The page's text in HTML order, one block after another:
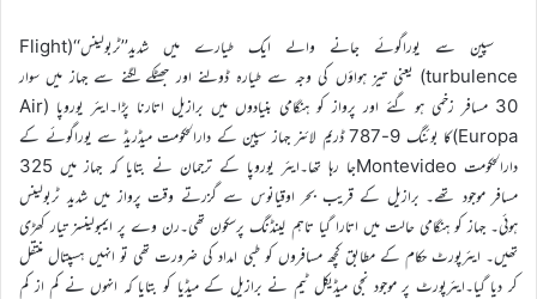
سپین سے یوراگوئے جانے والے ایک طیارے میں شدید’’ٹربولینس‘‘(Flight
turbulence) یعنی تیز ہواؤں کی وجہ سے طیارہ ڈولنے اور جھٹکے لگنے سے جہاز میں سوار
30 مسافر زخمی ہو گئے اور پرواز کو ہنگامی بنیادوں میں برازیل اتارنا پڑا۔ایئر یوروپا (Air
Europa)کا بوئنگ 9-787 ڈریم لائنر جہاز سپین کے دارالحکومت میڈریڈ سے یوراگوئے کے
دارالحکومت Montevideoجا رہا تھا۔ایئر یوروپا کے ترجمان نے بتایا کہ جہاز میں 325
مسافر موجود تھے۔ برازیل کے قریب بحر اوقیانوس سے گزرتے وقت پرواز میں شدید ٹربولینس
ہوئی۔ جہاز کو ہنگامی حالت میں اتارا گیا تاہم لینڈنگ پرسکون تھی۔رن وے پر ایمبولینسز تیار کھڑی
تھیں۔ ایئرپورٹ حکام کے مطابق کچھ مسافروں کو طبی امداد کی ضرورت تھی تو انہیں ہسپتال منتقل
کر دیا گیا۔ایئرپورٹ پر موجود نجی میڈیکل ٹیم نے برازیل کے میڈیا کو بتایا کہ انہوں نے کم از کم